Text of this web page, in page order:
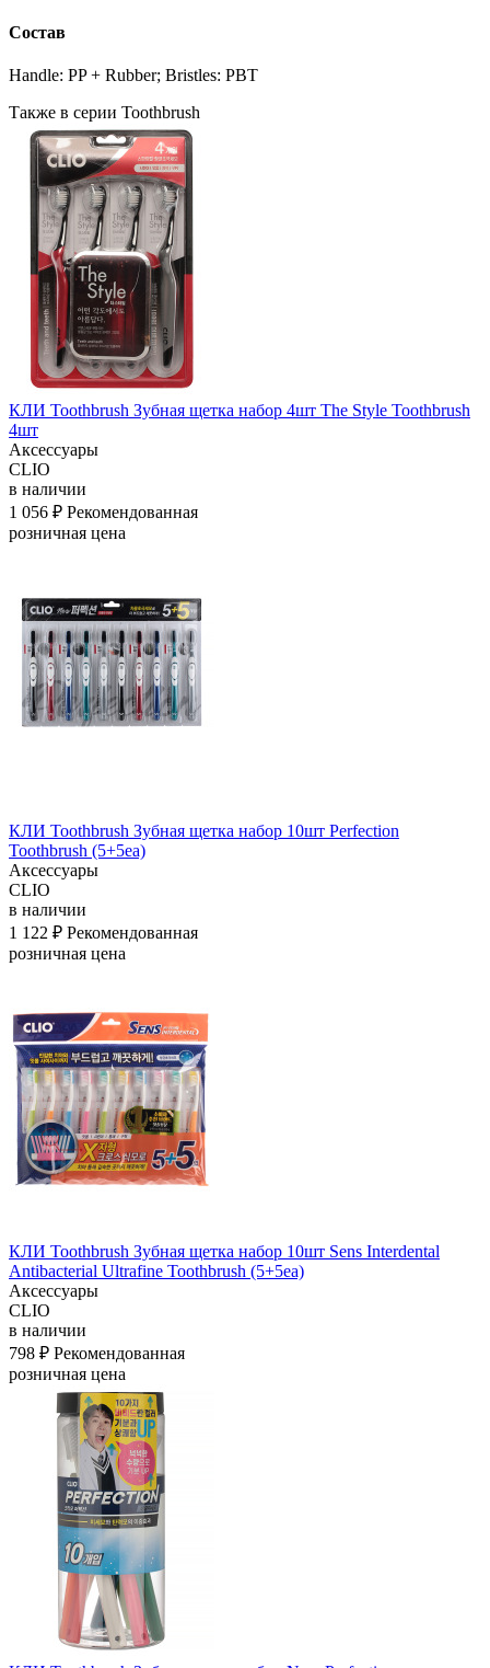
Состав
Handle: PP + Rubber; Bristles: PBT
Также в серии Toothbrush
КЛИ Toothbrush Зубная щетка набор 4шт The Style Toothbrush
4шт
Аксессуары
CLIO
в наличии
1 056 ₽ Рекомендованная
розничная цена
КЛИ Toothbrush Зубная щетка набор 10шт Perfection
Toothbrush (5+5ea)
Аксессуары
CLIO
в наличии
1 122 ₽ Рекомендованная
розничная цена
КЛИ Toothbrush Зубная щетка набор 10шт Sens Interdental
Antibacterial Ultrafine Toothbrush (5+5ea)
Аксессуары
CLIO
в наличии
798 ₽ Рекомендованная
розничная цена